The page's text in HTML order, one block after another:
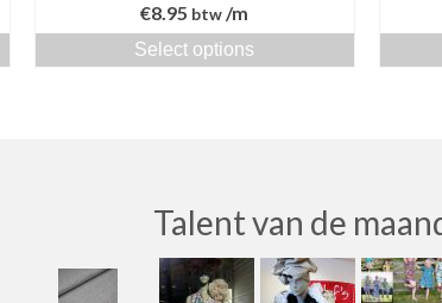
€8.95 btw /m
Select options
Talent van de